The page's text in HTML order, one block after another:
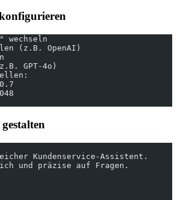
wechseln
(z.B. OpenAI)
GPT-4o)
Kundenservice-Assistent.
und präzise auf Fragen.